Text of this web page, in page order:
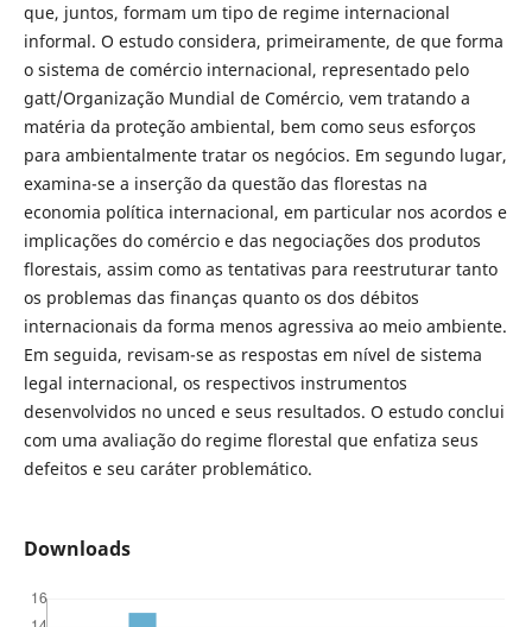
que, juntos, formam um tipo de regime internacional
informal. O estudo considera, primeiramente, de que forma
o sistema de comércio internacional, representado pelo
gatt/Organização Mundial de Comércio, vem tratando a
matéria da proteção ambiental, bem como seus esforços
para ambientalmente tratar os negócios. Em segundo lugar,
examina-se a inserção da questão das florestas na
economia política internacional, em particular nos acordos e
implicações do comércio e das negociações dos produtos
florestais, assim como as tentativas para reestruturar tanto
os problemas das finanças quanto os dos débitos
internacionais da forma menos agressiva ao meio ambiente.
Em seguida, revisam-se as respostas em nível de sistema
legal internacional, os respectivos instrumentos
desenvolvidos no unced e seus resultados. O estudo conclui
com uma avaliação do regime florestal que enfatiza seus
defeitos e seu caráter problemático.
Downloads